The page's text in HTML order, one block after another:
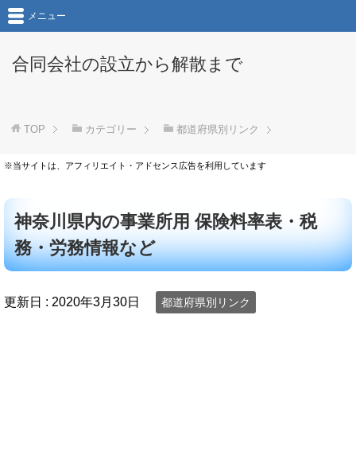
合同会社の設立から解散まで
メニュー
TOP カテゴリー 都道府県別リンク
※当サイトは、アフィリエイト・アドセンス広告を利用しています
神奈川県内の事業所用 保険料率表・税
務・労務情報など
更新日 : 2020年3月30日 都道府県別リンク